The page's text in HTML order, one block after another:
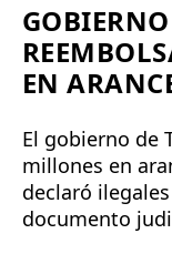
EN
El gobierno de
millones en
declaró
documento